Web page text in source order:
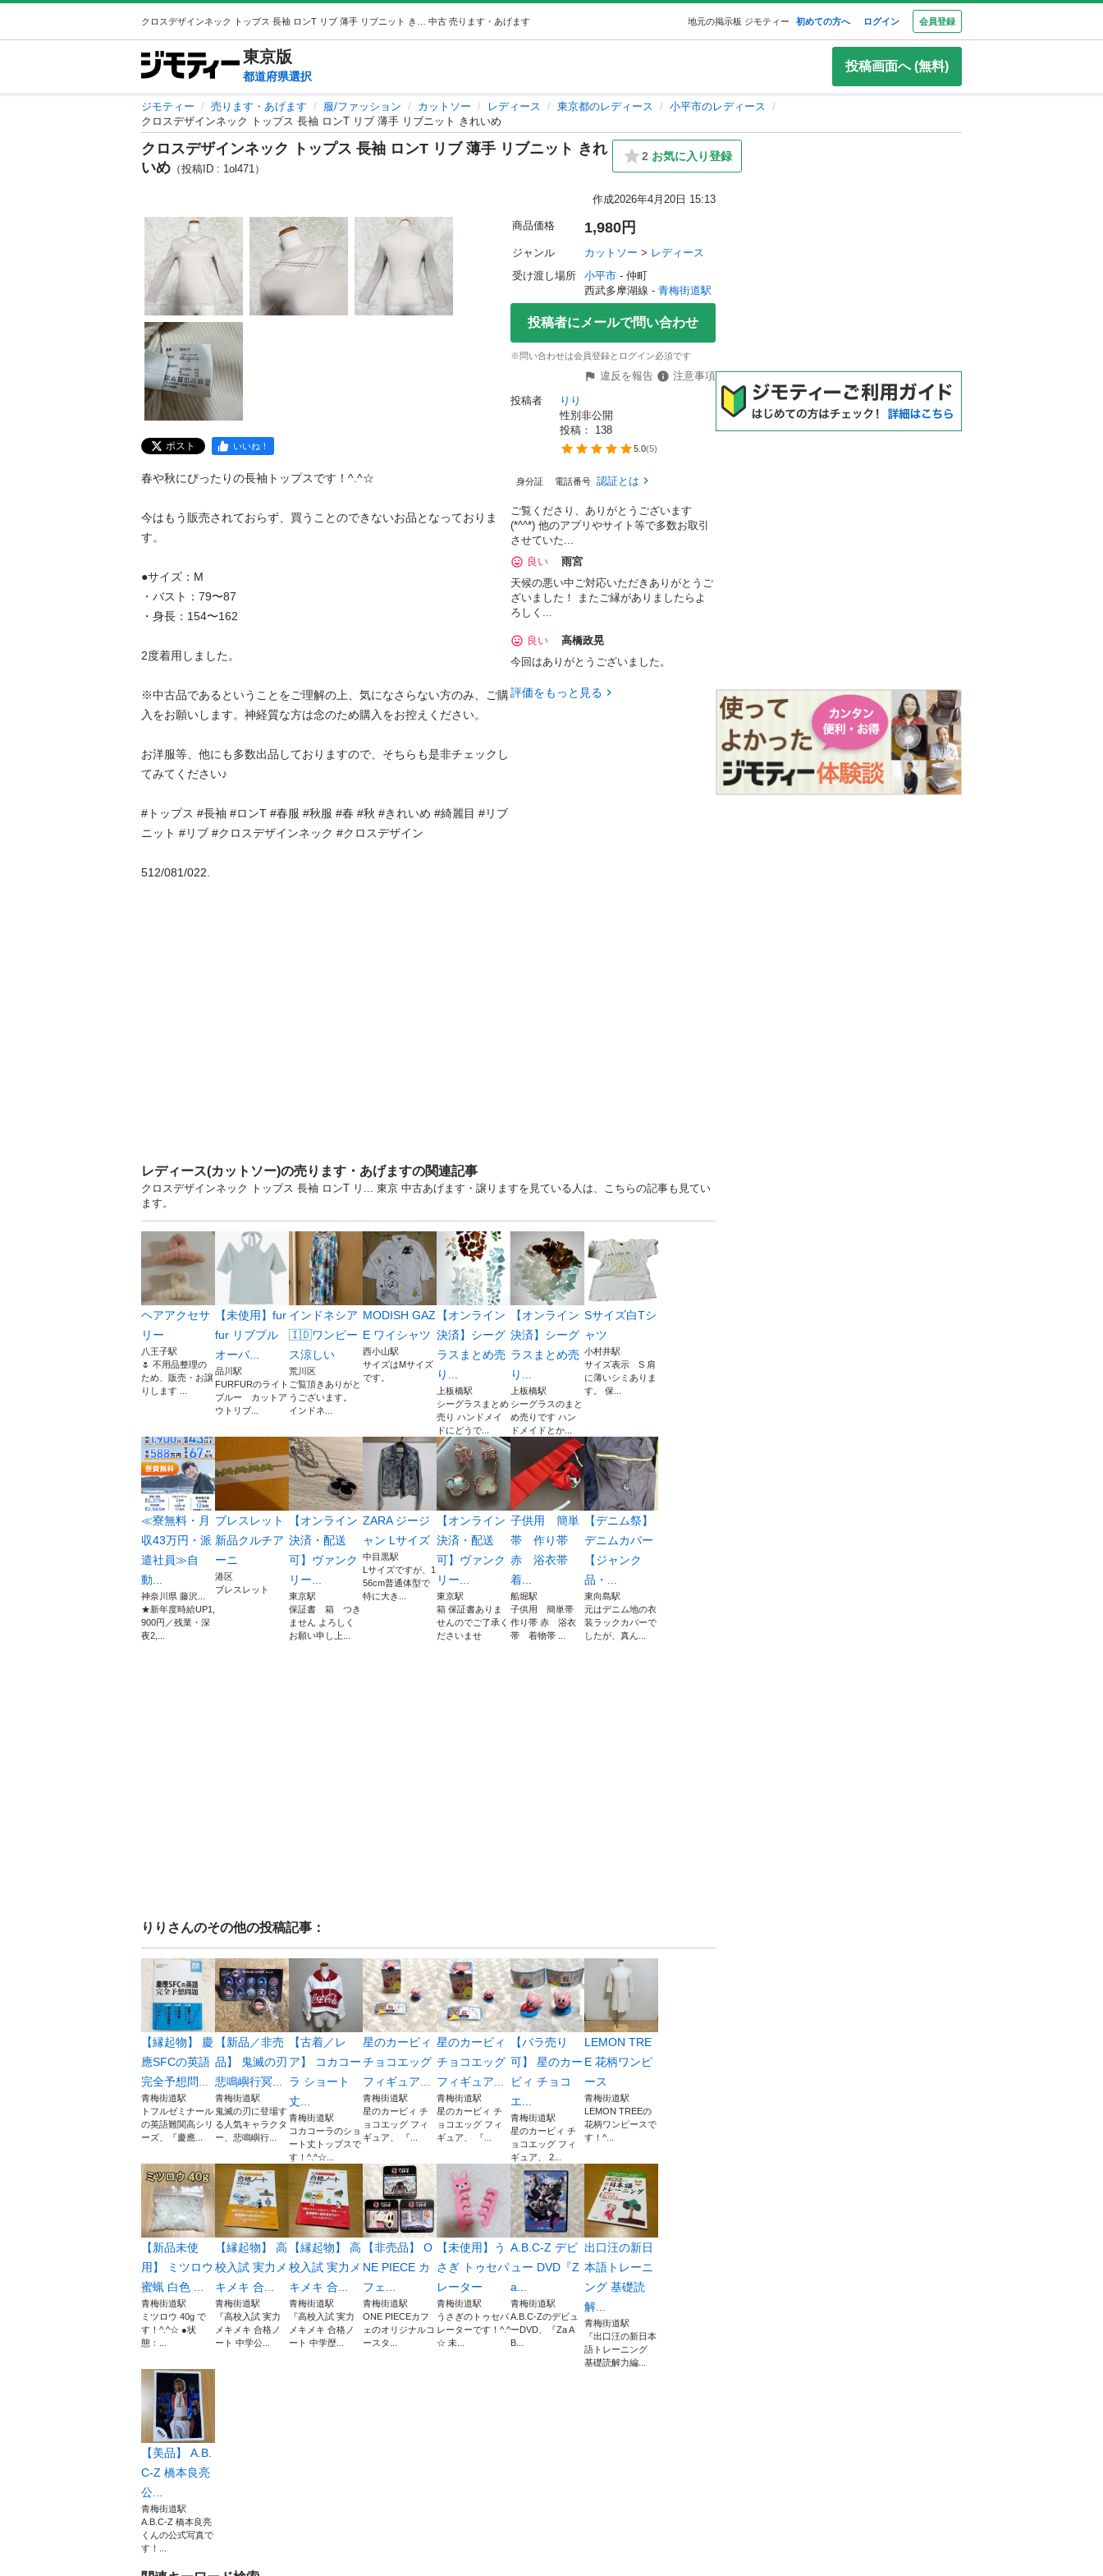
中古 売ります・あげます 地元の掲示板 ジモティー 初めての方へ ログイン 会員登録
東京版
都道府県選択
投稿画面へ (無料)
ジモティー 売ります・あげます 服/ファッション カットソー レディース 東京都のレディース
小平市のレディース
クロスデザインネック トップス 長袖 ロンT リブ 薄手 リブニット きれいめ
クロスデザインネック トップス 長袖 ロンT リブ 薄手 リブニット きれ
いめ （投稿ID : 1ol471）
2 お気に入り登録
作成2026年4月20日 15:13
ポスト いいね！
春や秋にぴったりの長袖トップスです！^.^☆
今はもう販売されておらず、買うことのできないお品となっておりま
す。
●サイズ：M
・バスト：79〜87
・身長：154〜162
2度着用しました。
※中古品であるということをご理解の上、気になさらない方のみ、ご購
入をお願いします。神経質な方は念のため購入をお控えください。
お洋服等、他にも多数出品しておりますので、そちらも是非チェックし
てみてください♪
#トップス #長袖 #ロンT #春服 #秋服 #春 #秋 #きれいめ #綺麗目 #リブ
ニット #リブ #クロスデザインネック #クロスデザイン
512/081/022.
商品価格 1,980円
ジャンル カットソー > レディース
受け渡し場所
小平市 - 仲町
西武多摩湖線 - 青梅街道駅
投稿者にメールで問い合わせ
※問い合わせは会員登録とログイン必須です
違反を報告
注意事項
投稿者
りり
性別非公開
投稿： 138
5.0(5)
身分証 電話番号 認証とは
ご覧くださり、ありがとうございます
(*^^*) 他のアプリやサイト等で多数お取引
させていた...
良い
雨宮
天候の悪い中ご対応いただきありがとうご
ざいました！ またご縁がありましたらよ
ろしく...
良い
高橋政晃
今回はありがとうございました。
評価をもっと見る
レディース(カットソー)の売ります・あげますの関連記事
クロスデザインネック トップス 長袖 ロンT リ... 東京 中古あげます・譲りますを見ている人は、こちらの記事も見てい
ます。
ヘアアクセサ
リー
八王子駅
🌷 不用品整理の
ため、販売・お譲
りします ...
【未使用】fur
fur リブプル
オーバ...
品川駅
FURFURのライト
ブルー カットア
ウトリブ...
インドネシア
🇮🇩ワンピー
ス涼しい
荒川区
ご覧頂きありがと
うございます。
インドネ...
MODISH GAZ
E ワイシャツ
西小山駅
サイズはMサイズ
です。
【オンライン
決済】シーグ
ラスまとめ売
り...
上板橋駅
シーグラスまとめ
売り ハンドメイ
ドにどうで...
【オンライン
決済】シーグ
ラスまとめ売
り...
上板橋駅
シーグラスのまと
め売りです ハン
ドメイドとか...
Sサイズ白Tシ
ャツ
小村井駅
サイズ表示 S 肩
に薄いシミありま
す。 保...
≪寮無料・月
収43万円・派
遣社員≫自
動...
神奈川県 藤沢...
★新年度時給UP1,
900円／残業・深
夜2,...
ブレスレット
新品クルチア
ーニ
港区
ブレスレット
【オンライン
決済・配送
可】ヴァンク
リー...
東京駅
保証書 箱 つき
ません よろしく
お願い申し上...
ZARA ジージ
ャン Lサイズ
中目黒駅
Lサイズですが、1
56cm普通体型で
特に大き...
【オンライン
決済・配送
可】ヴァンク
リー...
東京駅
箱 保証書ありま
せんのでご了承く
ださいませ
子供用 簡単
帯 作り帯
赤 浴衣帯
着...
船堀駅
子供用 簡単帯
作り帯 赤 浴衣
帯 着物帯 ...
【デニム祭】
デニムカバー
【ジャンク
品・...
東向島駅
元はデニム地の衣
装ラックカバーで
したが、真ん...
りり さんのその他の投稿記事：
【縁起物】 慶
應SFCの英語
完全予想問...
青梅街道駅
トフルゼミナール
の英語難関高シリ
ーズ、『慶應...
【新品／非売
品】 鬼滅の刃
悲鳴嶼行冥...
青梅街道駅
鬼滅の刃に登場す
る人気キャラクタ
ー、悲鳴嶼行...
【古着／レ
ア】 コカコー
ラ ショート
丈...
青梅街道駅
コカコーラのショ
ート丈トップスで
す！^.^☆...
星のカービィ
チョコエッグ
フィギュア...
青梅街道駅
星のカービィ チ
ョコエッグ フィ
ギュア、 『...
星のカービィ
チョコエッグ
フィギュア...
青梅街道駅
星のカービィ チ
ョコエッグ フィ
ギュア、 『...
【バラ売り
可】 星のカー
ビィ チョコ
エ...
青梅街道駅
星のカービィ チ
ョコエッグ フィ
ギュア、 2...
LEMON TRE
E 花柄ワンピ
ース
青梅街道駅
LEMON TREEの
花柄ワンピースで
す！^...
【新品未使
用】 ミツロウ
蜜蝋 白色 ...
青梅街道駅
ミツロウ 40g で
す！^.^☆ ●状
態：...
【縁起物】 高
校入試 実力メ
キメキ 合...
青梅街道駅
『高校入試 実力
メキメキ 合格ノ
ート 中学公...
【縁起物】 高
校入試 実力メ
キメキ 合...
青梅街道駅
『高校入試 実力
メキメキ 合格ノ
ート 中学歴...
【非売品】 O
NE PIECE カ
フェ...
青梅街道駅
ONE PIECEカフ
ェのオリジナルコ
ースタ...
【未使用】う
さぎ トゥセパ
レーター
青梅街道駅
うさぎのトゥセパ
レーターです！^.^
☆ 未...
A.B.C-Z デビ
ュー DVD『Z
a...
青梅街道駅
A.B.C-Zのデビュ
ーDVD、『Za A
B...
出口汪の新日
本語トレーニ
ング 基礎読
解...
青梅街道駅
『出口汪の新日本
語トレーニング
基礎読解力編...
【美品】 A.B.
C-Z 橋本良亮
公...
青梅街道駅
A.B.C-Z 橋本良亮
くんの公式写真で
す！...